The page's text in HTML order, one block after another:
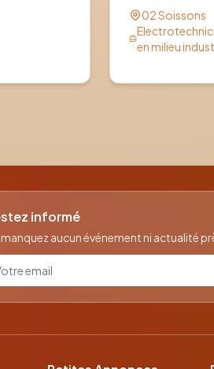
SOISSONS
02 Soissons
en milieu
informé
manquez aucun événement ni actualité
email pour la newsletter